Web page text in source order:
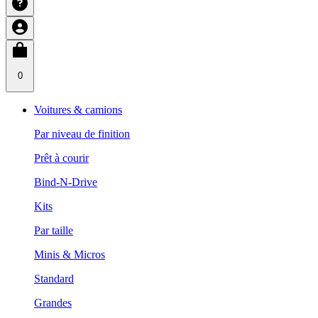
0
Voitures & camions
Par niveau de finition
Prêt à courir
Bind-N-Drive
Kits
Par taille
Minis & Micros
Standard
Grandes